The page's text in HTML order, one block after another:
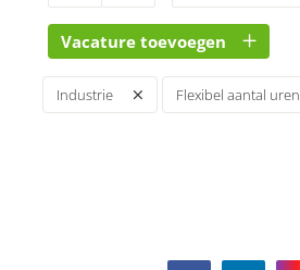
Vacature toevoegen
Industrie Flexibel aantal uren